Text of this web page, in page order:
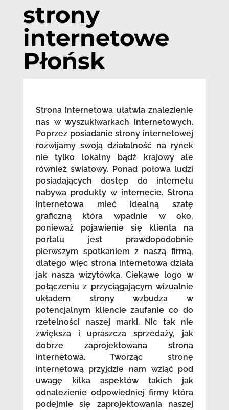
strony
internetowe
Płońsk
Strona internetowa ułatwia znalezienie
nas w wyszukiwarkach internetowych.
Poprzez posiadanie strony internetowej
rozwijamy swoją działalność na rynek
nie tylko lokalny bądź krajowy ale
również światowy. Ponad połowa ludzi
posiadających dostęp do internetu
nabywa produkty w internecie. Strona
internetowa mieć idealną szatę
graficzną która wpadnie w oko,
ponieważ pojawienie się klienta na
portalu jest prawdopodobnie
pierwszym spotkaniem z naszą firmą,
dlatego więc strona internetowa działa
jak nasza wizytówka. Ciekawe logo w
połączeniu z przyciągającym wizualnie
układem strony wzbudza w
potencjalnym kliencie zaufanie co do
rzetelności naszej marki. Nic tak nie
zwiększa i upraszcza sprzedaży, jak
dobrze zaprojektowana strona
internetowa. Tworząc stronę
internetową przyjdzie nam wziąć pod
uwagę kilka aspektów takich jak
odnalezienie odpowiedniej firmy która
podejmie się zaprojektowania naszej